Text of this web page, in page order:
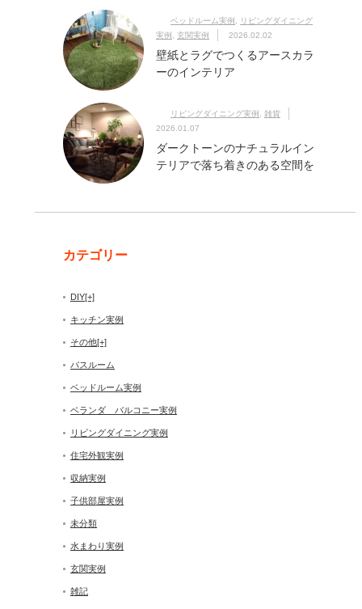
ベッドルーム実例
リビングダイニング
実例
玄関実例 2026.02.02
壁紙とラグでつくるアースカラ
ーのインテリア
リビングダイニング実例
雑貨
2026.01.07
ダークトーンのナチュラルイン
テリアで落ち着きのある空間を
カテゴリー
DIY[+]
キッチン実例
その他[+]
バスルーム
ベッドルーム実例
ベランダ バルコニー実例
リビングダイニング実例
住宅外観実例
収納実例
子供部屋実例
未分類
水まわり実例
玄関実例
雑記